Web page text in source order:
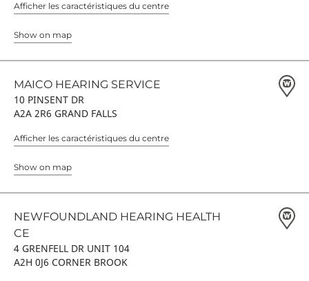
Afficher les caractéristiques du centre
Show on map
MAICO HEARING SERVICE
10 PINSENT DR
A2A 2R6 GRAND FALLS
Afficher les caractéristiques du centre
Show on map
NEWFOUNDLAND HEARING HEALTH
CE
4 GRENFELL DR UNIT 104
A2H 0J6 CORNER BROOK